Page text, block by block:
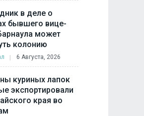
в деле о
бывшего вице-
может
колонию
6 Августа, 2026
куриных лапок
экспортировали
края во